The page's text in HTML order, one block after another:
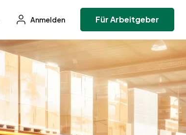
Anmelden Für Arbeitgeber